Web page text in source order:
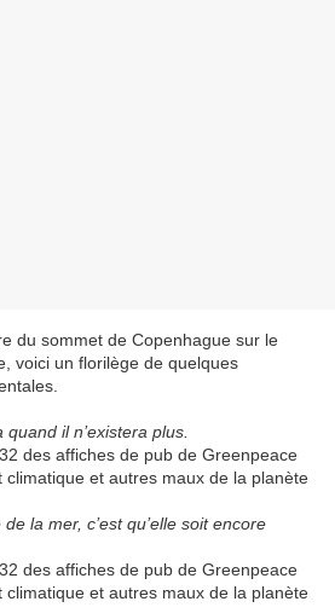
du sommet de Copenhague sur le
voici un florilège de quelques
il n’existera plus.
la mer, c’est qu’elle soit encore